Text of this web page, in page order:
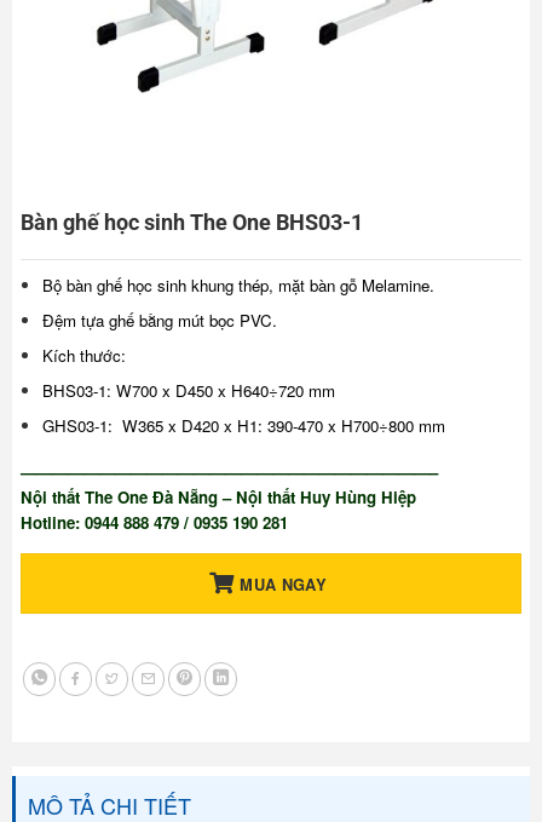
Bàn ghế học sinh The One BHS03-1
Bộ bàn ghế học sinh khung thép, mặt bàn gỗ Melamine.
Đệm tựa ghế bằng mút bọc PVC.
Kích thước:
BHS03-1: W700 x D450 x H640÷720 mm
GHS03-1: W365 x D420 x H1: 390-470 x H700÷800 mm
——————————————————————————–
Nội thất The One Đà Nẵng – Nội thất Huy Hùng Hiệp
Hotline: 0944 888 479 / 0935 190 281
MUA NGAY
MÔ TẢ CHI TIẾT